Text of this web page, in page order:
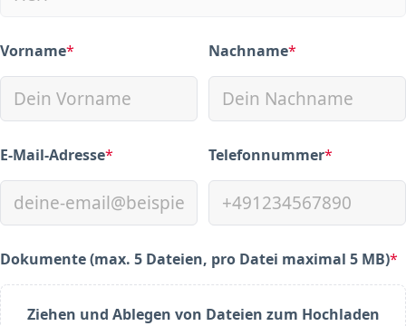
Vorname*
(required) Nachname*
(required)
E-Mail-Adresse*
(required) Telefonnummer*
(required)
Dokumente (max. 5 Dateien, pro Datei maximal 5 MB)*
(required)
Ziehen und Ablegen von Dateien zum Hochladen